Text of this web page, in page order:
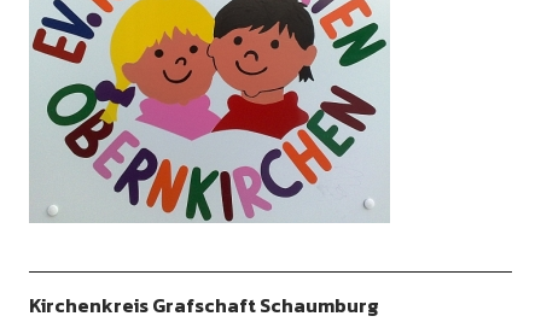
Kirchenkreis Grafschaft Schaumburg